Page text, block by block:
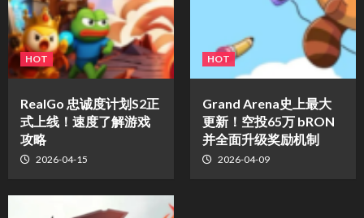
HOT
​RealGo 忠诚度计划S2正
式上线！速度了解游戏
攻略
2026-04-15
HOT
Grand Arena史上最大
更新！空投65万 bRON
并全面升级奖励机制
2026-04-09